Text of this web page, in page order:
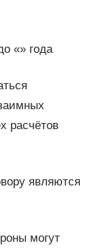
«» года
расчётов
являются
могут